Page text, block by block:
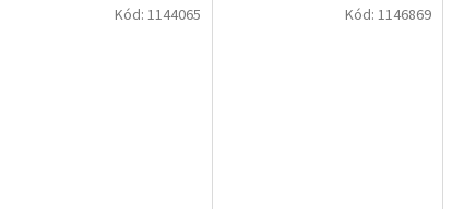
Kód: 1144065 Kód: 1146869